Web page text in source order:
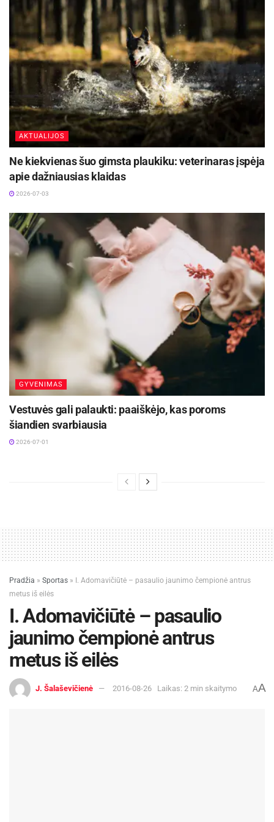
„Maxima“ įsigydami specialias apyrankes arba
paskambinę trumpaisiais numeriais 1890 (auka
1 euras) ir 1892 (auka 2 eurai). Daugiau sužinoti
apie šią programą ir apie vykdomą iniciatyvą
gyventojai gali sužinoti specialiai sukurtame
tinklalapyje.
AKTUALIJOS
Ne kiekvienas šuo gimsta plaukiku: veterinaras įspėja
apie dažniausias klaidas
2026-07-03
GYVENIMAS
Vestuvės gali palaukti: paaiškėjo, kas poroms
šiandien svarbiausia
2026-07-01
Pradžia » Sportas » I. Adomavičiūtė – pasaulio jaunimo čempionė antrus
metus iš eilės
I. Adomavičiūtė – pasaulio
jaunimo čempionė antrus
metus iš eilės
J. Šalaševičienė 2016-08-26 Laikas: 2 min skaitymo AA